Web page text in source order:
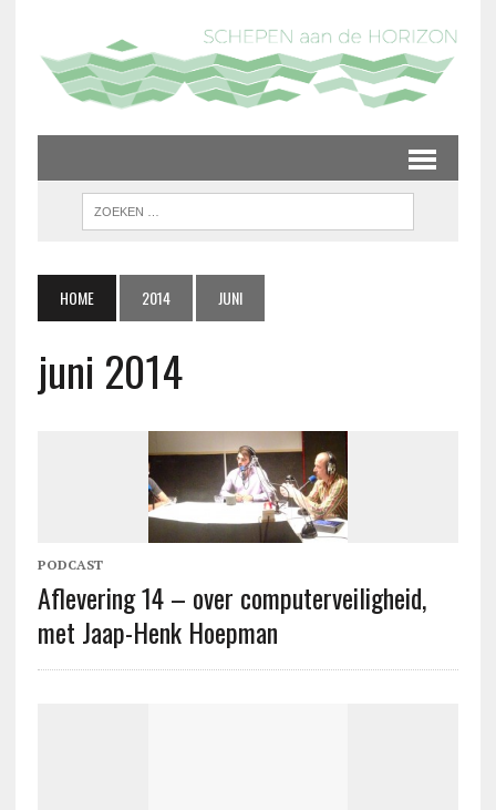
HOME 2014 JUNI
juni 2014
PODCAST
Aflevering 14 – over computerveiligheid,
met Jaap-Henk Hoepman